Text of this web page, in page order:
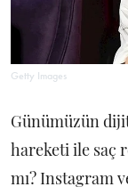
Getty Images
Günümüzün
hareketi ile saç
mı? Instagram